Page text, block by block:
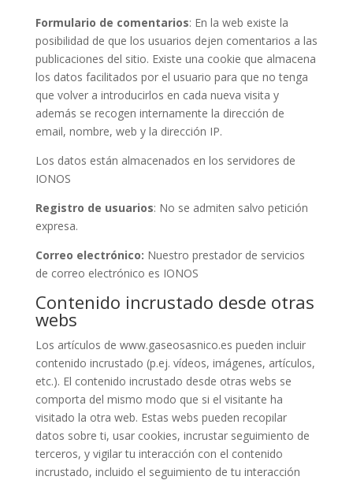
Formulario de comentarios: En la web existe la
posibilidad de que los usuarios dejen comentarios a las
publicaciones del sitio. Existe una cookie que almacena
los datos facilitados por el usuario para que no tenga
que volver a introducirlos en cada nueva visita y
además se recogen internamente la dirección de
email, nombre, web y la dirección IP.
Los datos están almacenados en los servidores de
IONOS
Registro de usuarios: No se admiten salvo petición
expresa.
Correo electrónico: Nuestro prestador de servicios
de correo electrónico es IONOS
Contenido incrustado desde otras
webs
Los artículos de www.gaseosasnico.es pueden incluir
contenido incrustado (p.ej. vídeos, imágenes, artículos,
etc.). El contenido incrustado desde otras webs se
comporta del mismo modo que si el visitante ha
visitado la otra web. Estas webs pueden recopilar
datos sobre ti, usar cookies, incrustar seguimiento de
terceros, y vigilar tu interacción con el contenido
incrustado, incluido el seguimiento de tu interacción